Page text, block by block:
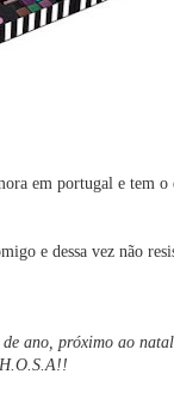
em portugal e tem o
e dessa vez não
ano, próximo ao